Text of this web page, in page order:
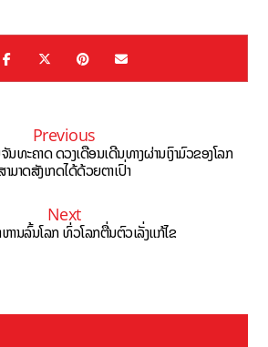
Previous
ທະຄາດ ດວງເດືອນເດີນທາງຜ່ານເງົາມົວຂອງໂລກ
າມາດສັງເກດໄດ້ດ້ວຍຕາເປົ່າ
Next
ານລົ້ນໂລກ ທົ່ວໂລກຕື່ນຕົວເລັ່ງແກ້ໄຂ